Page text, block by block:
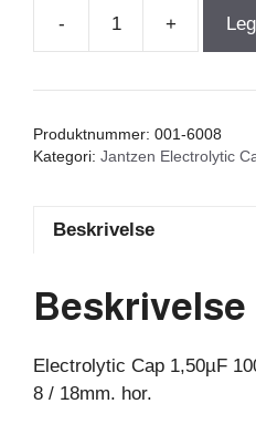
-
1,50µF
10%
18mm.
antall
+
Produktnummer: 001-6008
Kategori: Jantzen Electrolytic
Beskrivelse
Beskrivelse
Electrolytic Cap 1,50µF
8 / 18mm. hor.